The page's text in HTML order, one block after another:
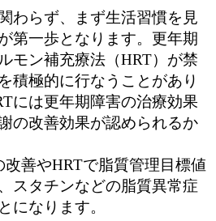
わらず、まず生活習慣を見
第一歩となります。更年期
モン補充療法（HRT）が禁
積極的に行なうことがあり
には更年期障害の治療効果
の改善効果が認められるか
善やHRTで脂質管理目標値
スタチンなどの脂質異常症
になります。